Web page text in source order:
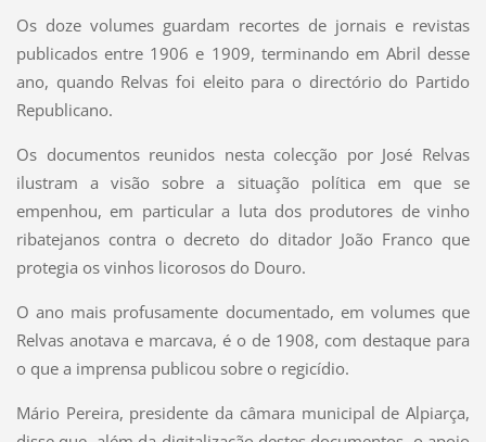
Os doze volumes guardam recortes de jornais e revistas
publicados entre 1906 e 1909, terminando em Abril desse
ano, quando Relvas foi eleito para o directório do Partido
Republicano.
Os documentos reunidos nesta colecção por José Relvas
ilustram a visão sobre a situação política em que se
empenhou, em particular a luta dos produtores de vinho
ribatejanos contra o decreto do ditador João Franco que
protegia os vinhos licorosos do Douro.
O ano mais profusamente documentado, em volumes que
Relvas anotava e marcava, é o de 1908, com destaque para
o que a imprensa publicou sobre o regicídio.
Mário Pereira, presidente da câmara municipal de Alpiarça,